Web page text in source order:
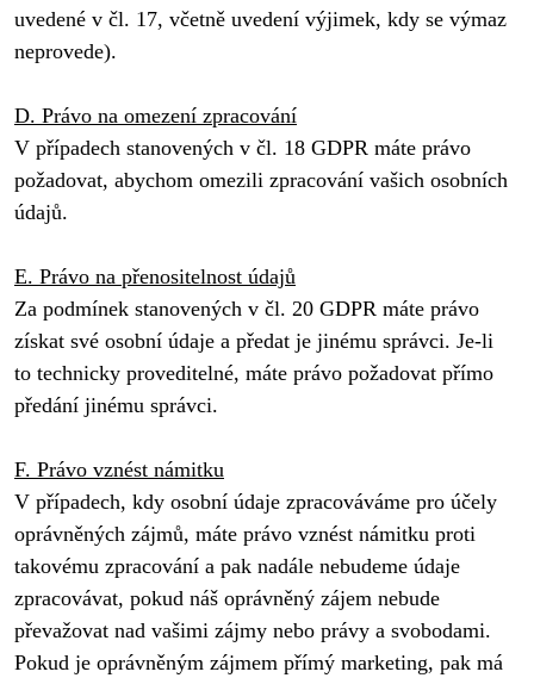
uvedené v čl. 17, včetně uvedení výjimek, kdy se výmaz
neprovede).
D. Právo na omezení zpracování
V případech stanovených v čl. 18 GDPR máte právo
požadovat, abychom omezili zpracování vašich osobních
údajů.
E. Právo na přenositelnost údajů
Za podmínek stanovených v čl. 20 GDPR máte právo
získat své osobní údaje a předat je jinému správci. Je-li
to technicky proveditelné, máte právo požadovat přímo
předání jinému správci.
F. Právo vznést námitku
V případech, kdy osobní údaje zpracováváme pro účely
oprávněných zájmů, máte právo vznést námitku proti
takovému zpracování a pak nadále nebudeme údaje
zpracovávat, pokud náš oprávněný zájem nebude
převažovat nad vašimi zájmy nebo právy a svobodami.
Pokud je oprávněným zájmem přímý marketing, pak má